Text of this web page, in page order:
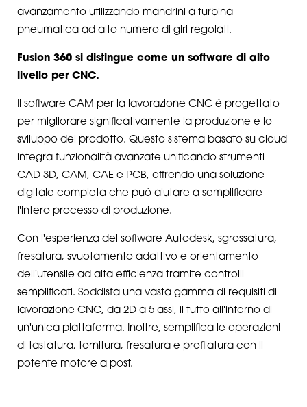
avanzamento utilizzando mandrini a turbina
pneumatica ad alto numero di giri regolati.
Fusion 360 si distingue come un software di alto
livello per CNC.
Il software CAM per la lavorazione CNC è progettato
per migliorare significativamente la produzione e lo
sviluppo del prodotto. Questo sistema basato su cloud
integra funzionalità avanzate unificando strumenti
CAD 3D, CAM, CAE e PCB, offrendo una soluzione
digitale completa che può aiutare a semplificare
l'intero processo di produzione.
Con l'esperienza del software Autodesk, sgrossatura,
fresatura, svuotamento adattivo e orientamento
dell'utensile ad alta efficienza tramite controlli
semplificati. Soddisfa una vasta gamma di requisiti di
lavorazione CNC, da 2D a 5 assi, il tutto all'interno di
un'unica piattaforma. Inoltre, semplifica le operazioni
di tastatura, tornitura, fresatura e profilatura con il
potente motore a post.